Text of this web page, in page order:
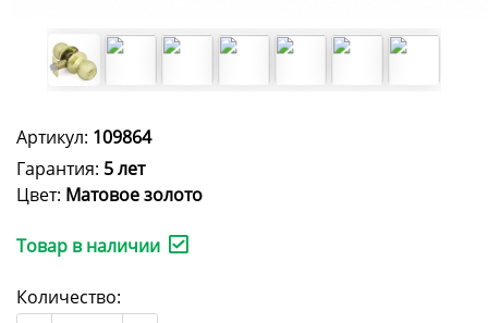
Артикул: 109864
Гарантия: 5 лет
Цвет: Матовое золото
Товар в наличии
Количество: